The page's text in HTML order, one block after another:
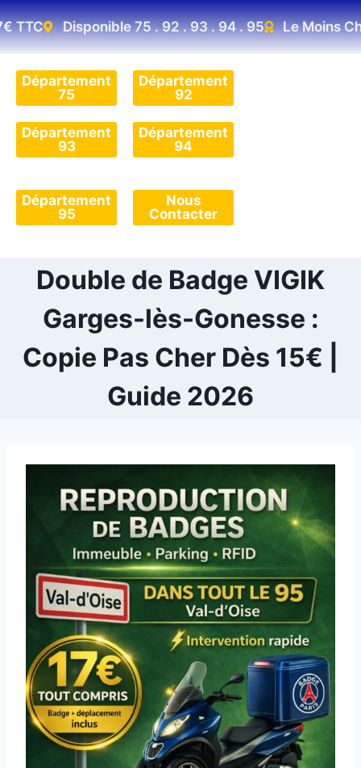
Disponible 75 . 92 . 93 . 94 . 95 Le Moins
Département
75
Département
92
Département
93
Département
94
Département
95
Nous
Contacter
Double de Badge VIGIK
Garges-lès-Gonesse :
Copie Pas Cher Dès 15€ |
Guide 2026